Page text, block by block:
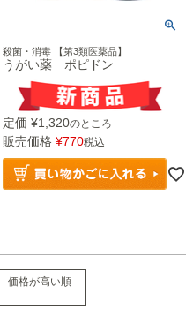
殺菌・消毒 【第3類医薬品】
うがい薬 ポピドン
定価 ¥1,320のところ
販売価格 ¥770税込
価格が高い順